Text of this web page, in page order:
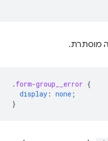
מוסתרת.
. form-group__error {
display : none ;
}